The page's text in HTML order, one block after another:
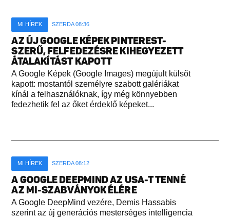
MI HÍREK SZERDA 08:36
AZ ÚJ GOOGLE KÉPEK PINTEREST-
SZERŰ, FELFEDEZÉSRE KIHEGYEZETT
ÁTALAKÍTÁST KAPOTT
A Google Képek (Google Images) megújult külsőt
kapott: mostantól személyre szabott galériákat
kínál a felhasználóknak, így még könnyebben
fedezhetik fel az őket érdeklő képeket...
MI HÍREK SZERDA 08:12
A GOOGLE DEEPMIND AZ USA-T TENNÉ
AZ MI-SZABVÁNYOK ÉLÉRE
A Google DeepMind vezére, Demis Hassabis
szerint az új generációs mesterséges intelligencia